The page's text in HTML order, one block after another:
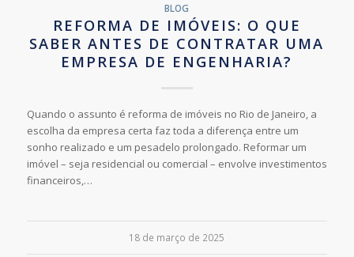
BLOG
REFORMA DE IMÓVEIS: O QUE
SABER ANTES DE CONTRATAR UMA
EMPRESA DE ENGENHARIA?
Quando o assunto é reforma de imóveis no Rio de Janeiro, a
escolha da empresa certa faz toda a diferença entre um
sonho realizado e um pesadelo prolongado. Reformar um
imóvel – seja residencial ou comercial – envolve investimentos
financeiros,…
18 de março de 2025